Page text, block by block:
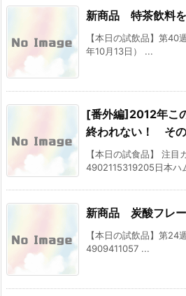
新商品 特茶飲料
【本日の試飲品】第40
年10月13日） ...
[番外編]2012年こ
終われない！ そ
【本日の試食品】 注目
4902115319205日本ハ
新商品 炭酸フレ
【本日の試飲品】第24
4909411057 ...